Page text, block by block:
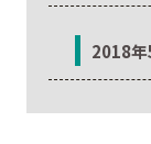
2018年